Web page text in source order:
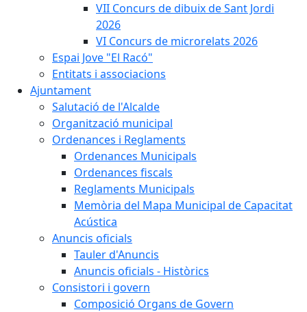
VII Concurs de dibuix de Sant Jordi
2026
VI Concurs de microrelats 2026
Espai Jove "El Racó"
Entitats i associacions
Ajuntament
Salutació de l'Alcalde
Organització municipal
Ordenances i Reglaments
Ordenances Municipals
Ordenances fiscals
Reglaments Municipals
Memòria del Mapa Municipal de Capacitat
Acústica
Anuncis oficials
Tauler d'Anuncis
Anuncis oficials - Històrics
Consistori i govern
Composició Organs de Govern